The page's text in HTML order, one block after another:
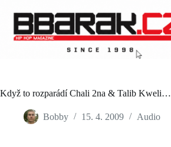
content
Když to rozparádí Chali 2na & Talib Kweli…
Bobby 15. 4. 2009 Audio